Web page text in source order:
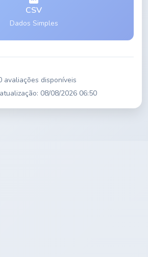
CSV
Dados Simples
avaliações disponíveis
08/08/2026 06:50